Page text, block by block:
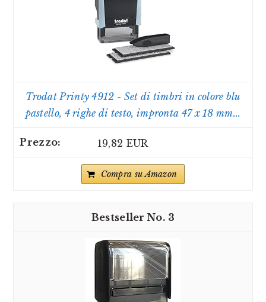
Trodat Printy 4912 - Set di timbri in colore blu
pastello, 4 righe di testo, impronta 47 x 18 mm...
19,82 EUR
Compra su Amazon
3